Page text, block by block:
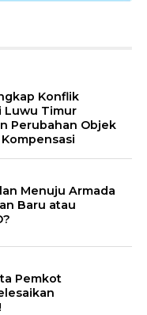
Konflik
Luwu Timur
Perubahan Objek
Menuju Armada
Baru atau
Pemkot